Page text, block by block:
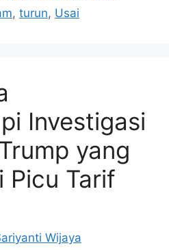
, turun, Usai
Investigasi
yang
Picu Tarif
Wijaya